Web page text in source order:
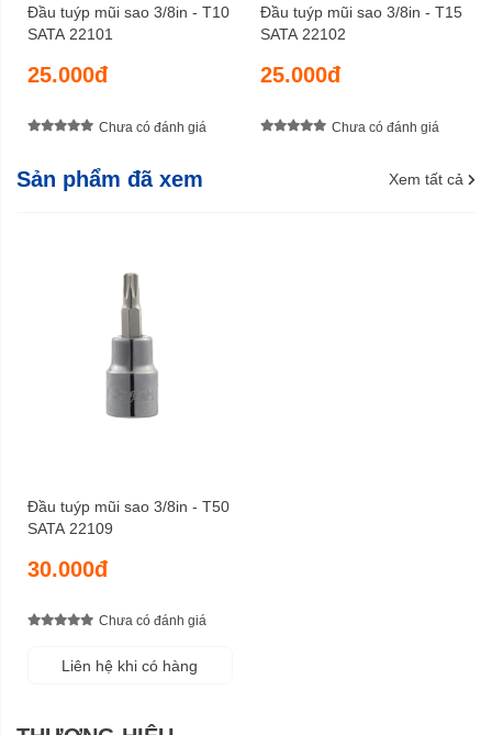
Đầu tuýp mũi sao 3/8in - T10
SATA 22101
25.000đ
Chưa có đánh giá
Đầu tuýp mũi sao 3/8in - T15
SATA 22102
25.000đ
Chưa có đánh giá
Sản phẩm đã xem Xem tất cả
Đầu tuýp mũi sao 3/8in - T50
SATA 22109
30.000đ
Chưa có đánh giá
Liên hệ khi có hàng